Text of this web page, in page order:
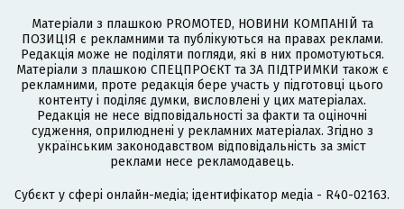
Матеріали з плашкою PROMOTED, НОВИНИ КОМПАНІЙ та
ПОЗИЦІЯ є рекламними та публікуються на правах реклами.
Редакція може не поділяти погляди, які в них промотуються.
Матеріали з плашкою СПЕЦПРОЄКТ та ЗА ПІДТРИМКИ також є
рекламними, проте редакція бере участь у підготовці цього
контенту і поділяє думки, висловлені у цих матеріалах.
Редакція не несе відповідальності за факти та оціночні
судження, оприлюднені у рекламних матеріалах. Згідно з
українським законодавством відповідальність за зміст
реклами несе рекламодавець.
Cубєкт у сфері онлайн-медіа; ідентифікатор медіа - R40-02163.